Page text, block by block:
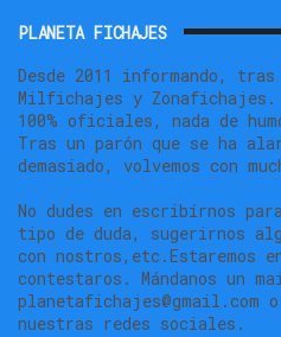
PLANETA FICHAJES
Desde 2011 informando,
Milfichajes y
100% oficiales, nada de
Tras un parón que se ha
demasiado, volvemos con
No dudes en escribírnos
tipo de duda, sugerirnos
con nostros,etc.Estaremos
contestaros. Mándanos un
planetafichajes@gmail.com
nuestras redes sociales.